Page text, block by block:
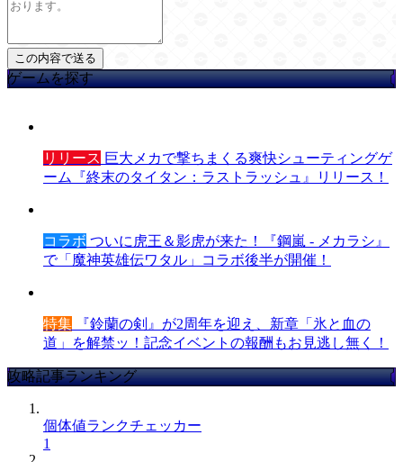
ゲームを探す
リリース 巨大メカで撃ちまくる爽快シューティングゲ
ーム『終末のタイタン：ラストラッシュ』リリース！
コラボ ついに虎王＆影虎が来た！『鋼嵐 - メカラシ』
で「魔神英雄伝ワタル」コラボ後半が開催！
特集 『鈴蘭の剣』が2周年を迎え、新章「氷と血の
道」を解禁ッ！記念イベントの報酬もお見逃し無く！
攻略記事ランキング
個体値ランクチェッカー
1